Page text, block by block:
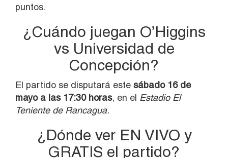
puntos.
¿Cuándo juegan O’Higgins
vs Universidad de
Concepción?
El partido se disputará este sábado 16 de
mayo a las 17:30 horas, en el Estadio El
Teniente de Rancagua.
¿Dónde ver EN VIVO y
GRATIS el partido?